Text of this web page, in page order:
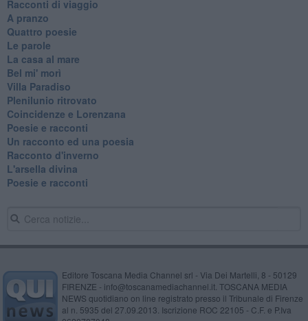
Racconti di viaggio
A pranzo
Quattro poesie
Le parole
La casa al mare
Bel mi' morì
Villa Paradiso
Plenilunio ritrovato
Coincidenze e Lorenzana
Poesie e racconti
Un racconto ed una poesia
Racconto d'inverno
​L'arsella divina
Poesie e racconti
Editore Toscana Media Channel srl - Via Dei Martelli, 8 - 50129
FIRENZE - info@toscanamediachannel.it. TOSCANA MEDIA
NEWS quotidiano on line registrato presso il Tribunale di Firenze
al n. 5935 del 27.09.2013. Iscrizione ROC 22105 - C.F. e P.Iva